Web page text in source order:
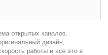
открытых каналов.
дизайн,
работы и все это в